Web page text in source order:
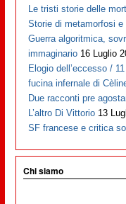
Le tristi storie delle
Storie di metamorfosi e
Guerra algoritmica,
immaginario 16 Luglio
Elogio dell’eccesso /
fucina infernale di
Due racconti pre
L’altro Di Vittorio 13
SF francese e critica
Chi siamo